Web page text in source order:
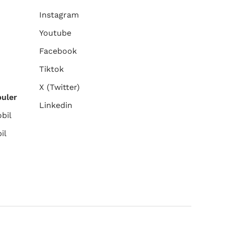
Instagram
Youtube
Facebook
Tiktok
X (Twitter)
Linkedin